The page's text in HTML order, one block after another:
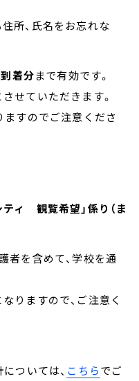
所、氏名をお忘れな
着分まで有効です。
せていただきます。
ますのでご注意くださ
ィ 観覧希望」係り（ま
者を含めて、学校を通
りますので、ご注意く
ついては、 こちらでご